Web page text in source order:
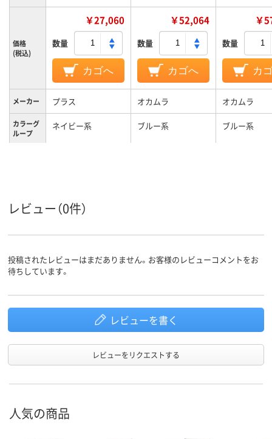
価格
(税込)
￥27,060
数量
カゴへ
￥52,064
数量
カゴへ
￥
数量
カ
メーカー プラス オカムラ オカムラ
カラーグ
ループ
ネイビー系 ブルー系 ブルー系
レビュー（0件）
投稿されたレビューはまだありません。お客様のレビューコメントをお
待ちしています。
レビューを書く
レビューをリクエストする
人気の商品